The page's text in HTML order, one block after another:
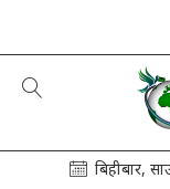
बिहीबार,